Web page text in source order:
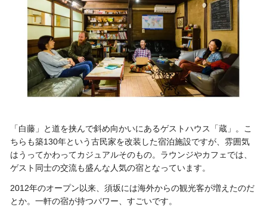
「白藤」と道を挟んで斜め向かいにあるゲストハウス「蔵」。こ
ちらも築130年という古民家を改装した宿泊施設ですが、雰囲気
はうってかわってカジュアルそのもの。ラウンジやカフェでは、
ゲスト同士の交流も盛んな人気の宿となっています。
2012年のオープン以来、須坂には海外からの観光客が増えたのだ
とか。一軒の宿が持つパワー、すごいです。